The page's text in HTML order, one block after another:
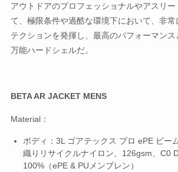
アウトドアのプロフェッショナルやアスリ
て、極限条件や過酷な環境下において、非
テクションを発揮し、最高のパフォーマン
万能ハードシェルだ。
BETA AR JACKET MENS
Material：
ボディ：3L ゴアテックス プロ ePE ビー
織りリサイクルナイロン、126gsm、C0
100%（ePE & PUメンブレン）